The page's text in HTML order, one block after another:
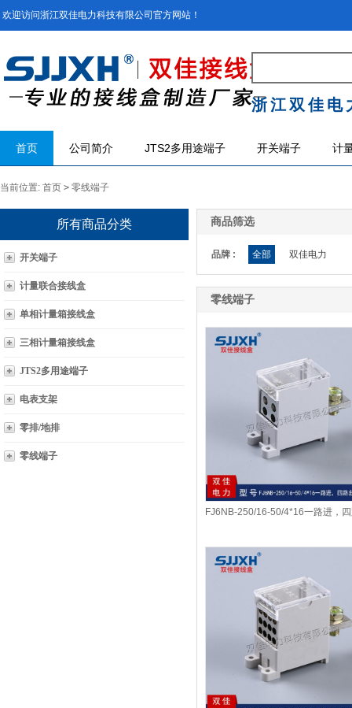
欢迎访问浙江双佳电力科技有限公司官方网站！
浙江双佳电
首页 公司简介 JTS2多用途端子 开关端子 计
当前位置: 首页 > 零线端子
所有商品分类
开关端子
计量联合接线盒
单相计量箱接线盒
三相计量箱接线盒
JTS2多用途端子
电表支架
零排/地排
零线端子
商品筛选
品牌 : 全部 双佳电力
零线端子
FJ6NB-250/16-50/4*16一路进，